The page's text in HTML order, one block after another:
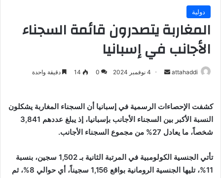
دولية
المغاربة يتصدرون قائمة السجناء
الأجانب في إسبانيا
attahaddi
أرسل 4 نوفمبر 2024 0
14 دقيقة واحدة
كشفت الإحصاءات الرسمية في إسبانيا أن السجناء المغاربة يشكلون
النسبة الأكبر بين السجناء الأجانب بإسبانيا، إذ يبلغ عددهم 3,841
شخصاً، ما يعادل 27% من مجموع السجناء الأجانب.
تأتي الجنسية الكولومبية في المرتبة الثانية بـ 1,502 سجين، بنسبة
11%، تليها الجنسية الرومانية بواقع 1,156 سجيناً، أي حوالي 8%، ثم